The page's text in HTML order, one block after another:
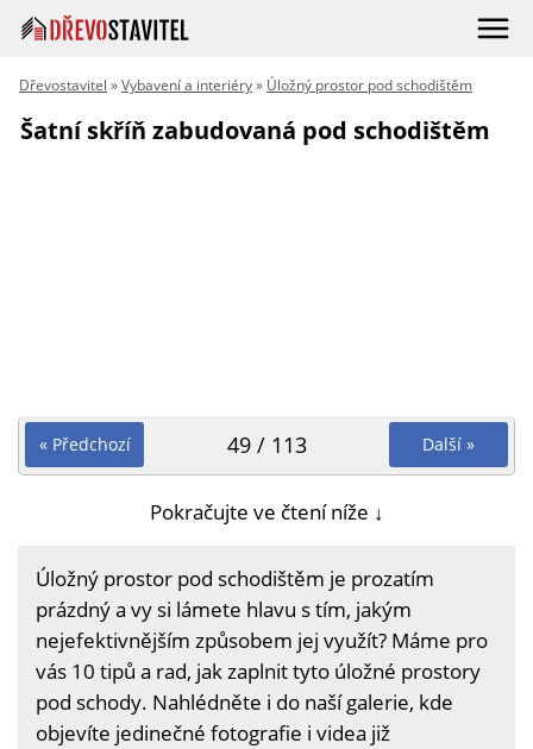
Dřevostavitel »Vybavení a interiéry» Úložný prostor pod schodištěm
Šatní skříň zabudovaná pod schodištěm
« Předchozí Další »
49 / 113
Pokračujte ve čtení níže ↓
Úložný prostor pod schodištěm je prozatím
prázdný a vy si lámete hlavu s tím, jakým
nejefektivnějším způsobem jej využít? Máme pro
vás 10 tipů a rad, jak zaplnit tyto úložné prostory
pod schody. Nahlédněte i do naší galerie, kde
objevíte jedinečné fotografie i videa již